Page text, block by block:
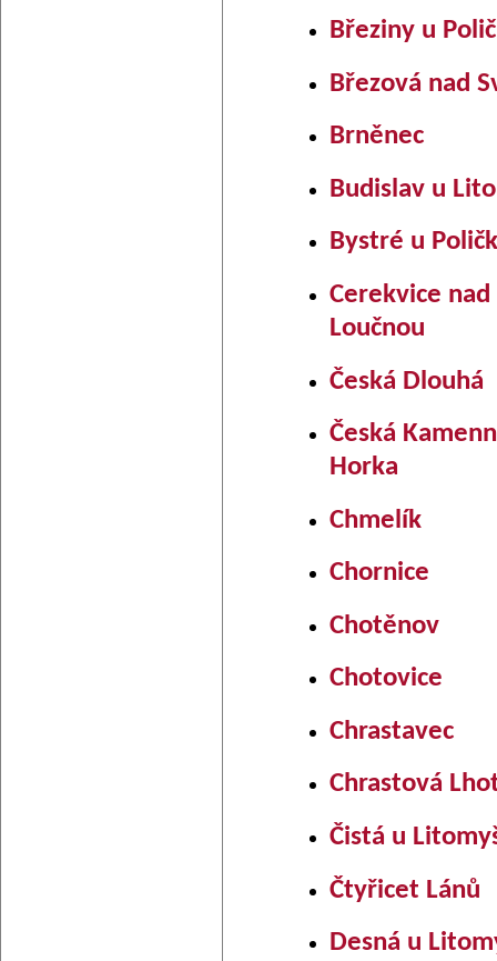
Březiny u
Březová nad
Brněnec
Budislav u
Bystré u
Cerekvice nad
Loučnou
Česká Dlouhá
Česká
Horka
Chmelík
Chornice
Chotěnov
Chotovice
Chrastavec
Chrastová
Čistá u
Čtyřicet Lánů
Desná u